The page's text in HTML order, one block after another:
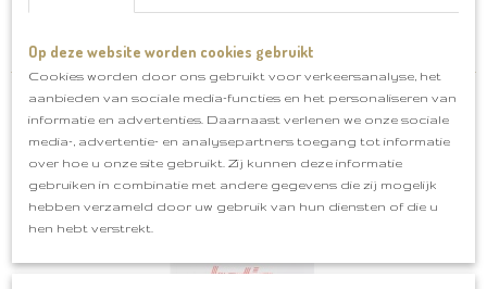
Home >Katia>Saigon>Katia Saigon klnr 16
Op deze website worden cookies gebruikt
Cookies worden door ons gebruikt voor verkeersanalyse, het
aanbieden van sociale media-functies en het personaliseren van
informatie en advertenties. Daarnaast verlenen we onze sociale
media-, advertentie- en analysepartners toegang tot informatie
over hoe u onze site gebruikt. Zij kunnen deze informatie
gebruiken in combinatie met andere gegevens die zij mogelijk
hebben verzameld door uw gebruik van hun diensten of die u
hen hebt verstrekt.